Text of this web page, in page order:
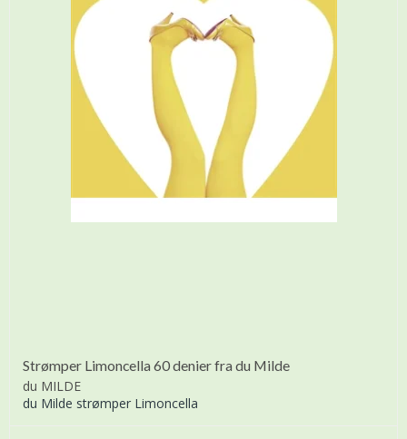
Strømper Limoncella 60 denier fra du Milde
du MILDE
du Milde strømper Limoncella